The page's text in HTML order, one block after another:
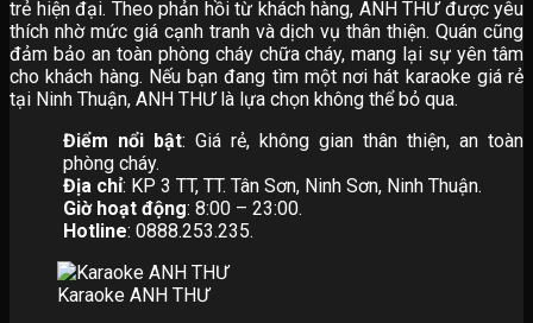
trẻ hiện đại. Theo phản hồi từ khách hàng, ANH THƯ được yêu
thích nhờ mức giá cạnh tranh và dịch vụ thân thiện. Quán cũng
đảm bảo an toàn phòng cháy chữa cháy, mang lại sự yên tâm
cho khách hàng. Nếu bạn đang tìm một nơi hát karaoke giá rẻ
tại Ninh Thuận, ANH THƯ là lựa chọn không thể bỏ qua.
Điểm nổi bật: Giá rẻ, không gian thân thiện, an toàn
phòng cháy.
Địa chỉ: KP 3 TT, TT. Tân Sơn, Ninh Sơn, Ninh Thuận.
Giờ hoạt động: 8:00 – 23:00.
Hotline: 0888.253.235.
Karaoke ANH THƯ